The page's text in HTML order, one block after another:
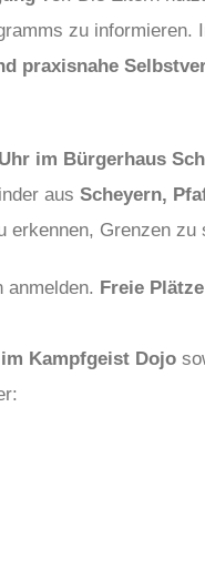
zu informieren.
praxisnahe
im Bürgerhaus
aus Scheyern,
erkennen, Grenzen
anmelden. Freie
Kampfgeist Dojo